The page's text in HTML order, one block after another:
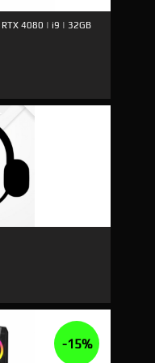
4080 | i9 | 32GB
-15%